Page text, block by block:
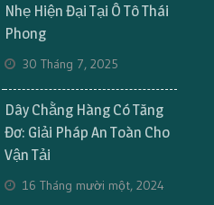
Nhẹ Hiện Đại Tại Ô Tô Thái
Phong
30 Tháng 7, 2025
Dây Chằng Hàng Có Tăng
Đơ: Giải Pháp An Toàn Cho
Vận Tải
16 Tháng mười một, 2024